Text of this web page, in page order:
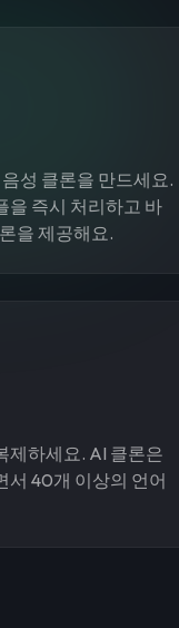
성 클론을 만드세요.
을 즉시 처리하고 바
을 제공해요.
제하세요. AI 클론은
서 40개 이상의 언어